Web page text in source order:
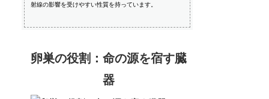
射線の影響を受けやすい性質を持っています。
卵巣の役割：命の源を宿す臓
器